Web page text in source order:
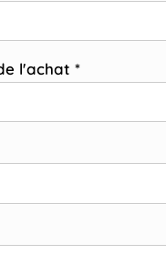
l'achat *